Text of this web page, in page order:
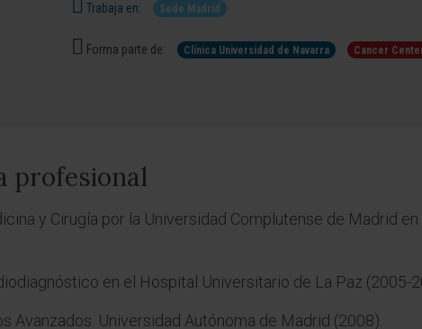
Trabaja en: Sede Madrid
Forma parte de: Clínica Universidad de Navarra Cancer
profesional
y Cirugía por la Universidad Complutense de Madrid en
en el Hospital Universitario de La Paz (2005-
Avanzados. Universidad Autónoma de Madrid (2008).